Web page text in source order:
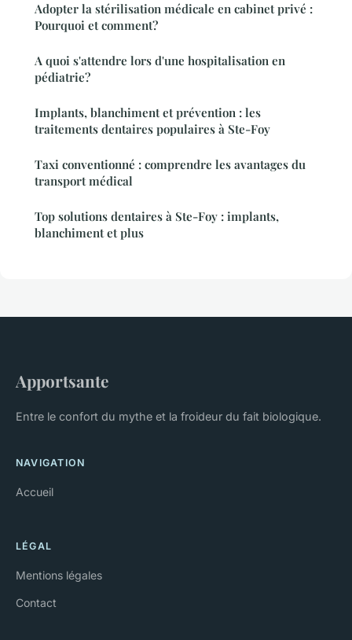
Adopter la stérilisation médicale en cabinet privé :
Pourquoi et comment?
A quoi s'attendre lors d'une hospitalisation en
pédiatrie?
Implants, blanchiment et prévention : les
traitements dentaires populaires à Ste-Foy
Taxi conventionné : comprendre les avantages du
transport médical
Top solutions dentaires à Ste-Foy : implants,
blanchiment et plus
Apportsante
Entre le confort du mythe et la froideur du fait biologique.
NAVIGATION
Accueil
LÉGAL
Mentions légales
Contact